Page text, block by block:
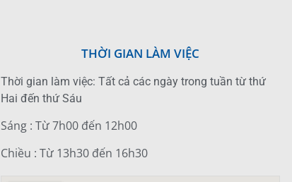
THỜI GIAN LÀM VIỆC
Thời gian làm việc: Tất cả các ngày trong tuần từ thứ
Hai đến thứ Sáu
Sáng : Từ 7h00 đến 12h00
Chiều : Từ 13h30 đến 16h30